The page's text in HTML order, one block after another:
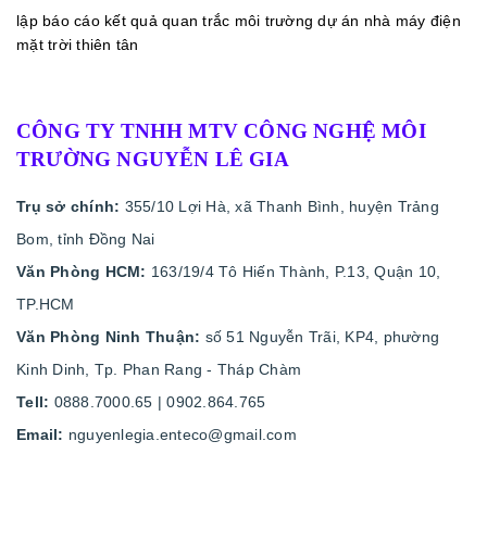
lập báo cáo kết quả quan trắc môi trường dự án nhà máy điện
mặt trời thiên tân
CÔNG TY TNHH MTV CÔNG NGHỆ MÔI
TRƯỜNG NGUYỄN LÊ GIA
Trụ sở chính: 355/10 Lợi Hà, xã Thanh Bình, huyện Trảng
Bom, tỉnh Đồng Nai
Văn Phòng HCM: 163/19/4 Tô Hiến Thành, P.13, Quận 10,
TP.HCM
Văn Phòng Ninh Thuận: số 51 Nguyễn Trãi, KP4, phường
Kinh Dinh, Tp. Phan Rang - Tháp Chàm
Tell: 0888.7000.65 | 0902.864.765
Email: nguyenlegia.enteco@gmail.com